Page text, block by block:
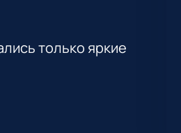
только яркие